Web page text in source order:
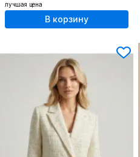
лучшая цена
В корзину